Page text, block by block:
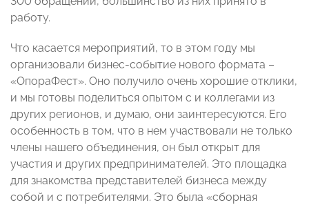
работу.
Что касается мероприятий, то в этом году мы
организовали бизнес-событие нового формата –
«ОпораФест». Оно получило очень хорошие отклики,
и мы готовы поделиться опытом с и коллегами из
других регионов, и думаю, они заинтересуются. Его
особенность в том, что в нем участвовали не только
члены нашего объединения, он был открыт для
участия и других предпринимателей. Это площадка
для знакомства представителей бизнеса между
собой и с потребителями. Это была «сборная